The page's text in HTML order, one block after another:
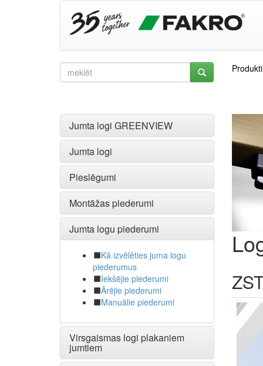
Produkti
Jumta logi GREENVIEW
Jumta logi
Pieslēgumi
Montāžas piederumi
Jumta logu piederumi
Kā izvēlēties juma logu
piederumus
Iekšējie piederumi
Ārējie piederumi
Manuālie piederumi
Virsgaismas logi plakaniem
jumtiem